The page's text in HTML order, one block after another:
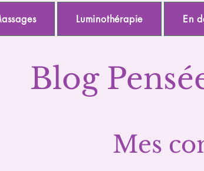
Luminothérapie En
Blog
Mes